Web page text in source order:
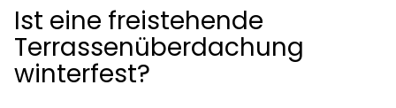
Ist eine freistehende
Terrassenüberdachung
winterfest?